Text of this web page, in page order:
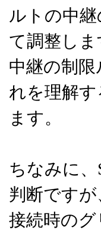
ルトの中
て調整しま
中継の制
れを理解
ます。
ちなみに
判断です
接続時の